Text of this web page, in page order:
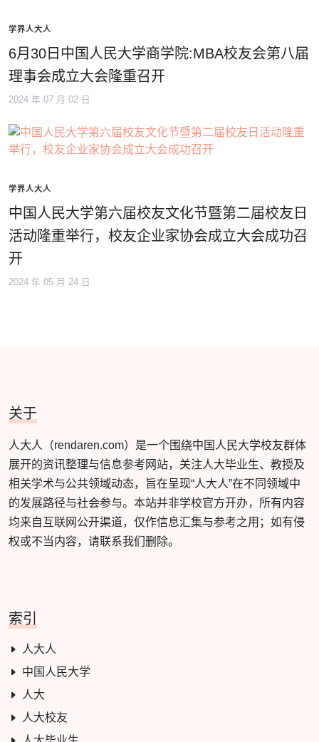
学界人大人
6月30日中国人民大学商学院:MBA校友会第八届
理事会成立大会隆重召开
2024 年 07 月 02 日
学界人大人
中国人民大学第六届校友文化节暨第二届校友日
活动隆重举行，校友企业家协会成立大会成功召
开
2024 年 05 月 24 日
关于
人大人（rendaren.com）是一个围绕中国人民大学校友群体
展开的资讯整理与信息参考网站，关注人大毕业生、教授及
相关学术与公共领域动态，旨在呈现“人大人”在不同领域中
的发展路径与社会参与。本站并非学校官方开办，所有内容
均来自互联网公开渠道，仅作信息汇集与参考之用；如有侵
权或不当内容，请联系我们删除。
索引
人大人
中国人民大学
人大
人大校友